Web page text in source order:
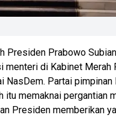
Presiden Prabowo
menteri di Kabinet Merah
NasDem. Partai pimpinan
itu memaknai pergantian
Presiden memberikan